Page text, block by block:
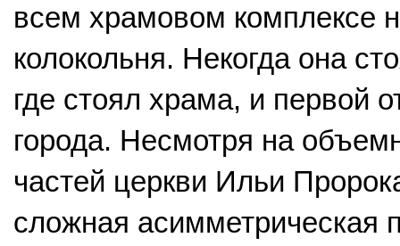
всем храмовом комплексе
колокольня. Некогда она
где стоял храма, и первой
города. Несмотря на
частей церкви Ильи
сложная асимметрическая